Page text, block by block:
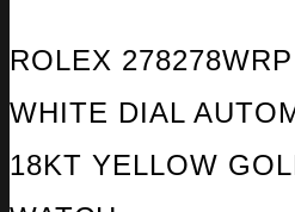
ROLEX
WHITE DIAL
18KT YELLOW